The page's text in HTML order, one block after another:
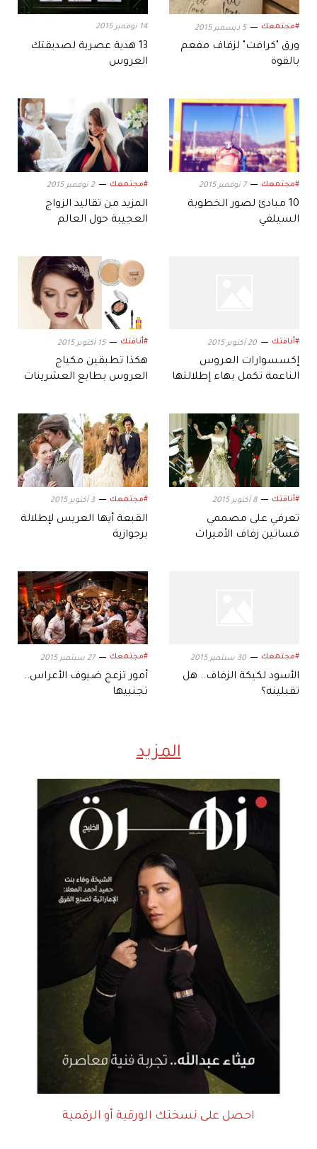
#مجتمعك 5 ديسمبر 2015
ورق "كرافت" لزفاف مفعم
بالقوة
14 نوفمبر 2015
13 هدية عصرية لصديقتك
العروس
#مجتمعك 7 نوفمبر 2015
10 مبادئ لصور الخطوبة
السيلفي
#مجتمعك 2 نوفمبر 2015
المزيد من تقاليد الزواج
العجيبة حول العالم
#أناقتك 20 أكتوبر 2015
إكسسوارات العروس
الناعمة تكمل بهاء إطلالتها
#أناقتك 15 أكتوبر 2015
هكذا تطبقين مكياج
العروس بطابع العشرينات
#أناقتك 8 أكتوبر 2015
تعرفي على مصممي
فساتين زفاف الأميرات
#مجتمعك 3 أكتوبر 2015
القبعة أيها العريس لإطلالة
برجوازية
#مجتمعك 30 سبتمبر 2015
الأسود لكيكة الزفاف.. هل
تقبلينه؟
#مجتمعك 27 سبتمبر 2015
أمور تزعج ضيوف الأعراس..
تجنبيها
المزيد
احصل على نسختك الورقية أو الرقمية